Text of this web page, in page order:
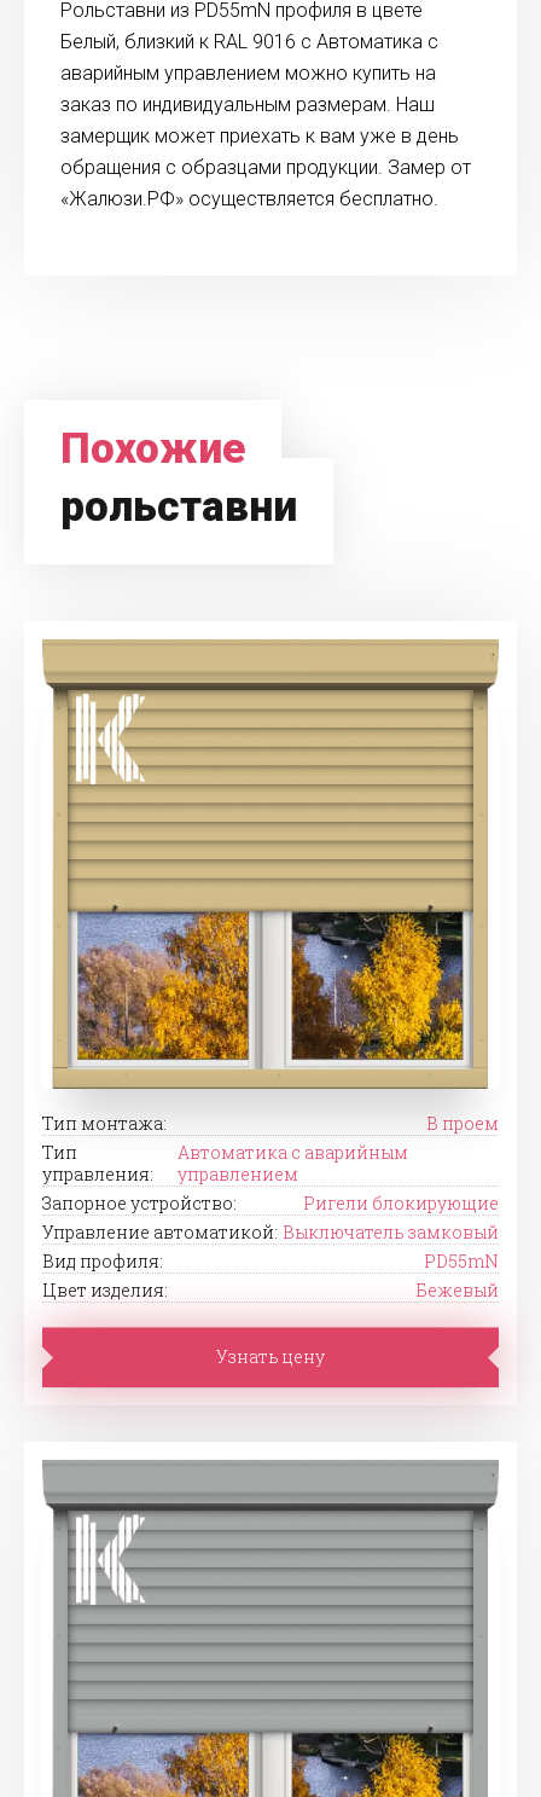
Рольставни из PD55mN профиля в цвете
Белый, близкий к RAL 9016 с Автоматика с
аварийным управлением можно купить на
заказ по индивидуальным размерам. Наш
замерщик может приехать к вам уже в день
обращения с образцами продукции. Замер от
«Жалюзи.РФ» осуществляется бесплатно.
Похожие
рольставни
Тип монтажа:
В проем
Тип
управления:
Автоматика с аварийным
управлением
Запорное устройство:
Ригели блокирующие
Управление автоматикой: Выключатель замковый
Вид профиля:
PD55mN
Цвет изделия:
Бежевый
Узнать цену